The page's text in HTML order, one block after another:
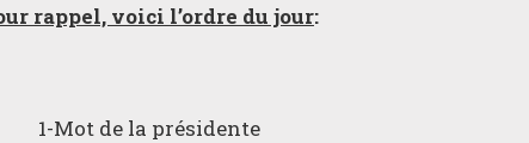
rappel, voici l’ordre du jour:
1-Mot de la présidente